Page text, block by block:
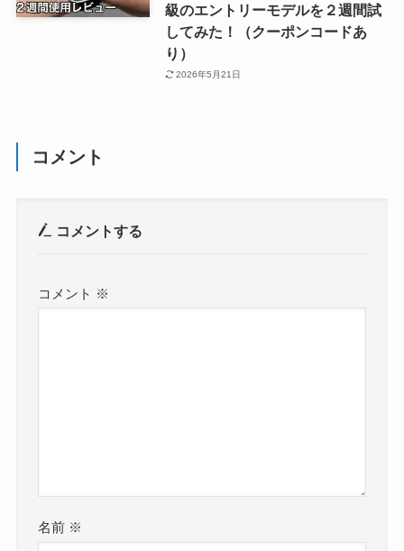
級のエントリーモデルを２週間試
してみた！（クーポンコードあ
り）
2026年5月21日
コメント
コメントする
コメント ※
名前 ※